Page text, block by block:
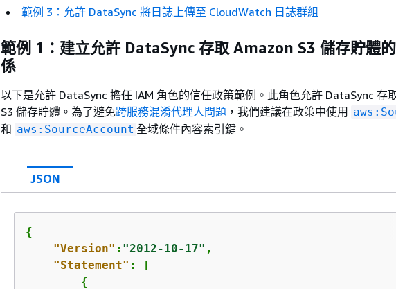
範例 3：允許 DataSync 將日誌上傳至 CloudWatch 日誌群組
範例 1：建立允許 DataSync 存取 Amazon S3 儲存貯體
係
以下是允許 DataSync 擔任 IAM 角色的信任政策範例。此角色允許 DataSync 存
S3 儲存貯體。為了避免跨服務混淆代理人問題 ，我們建議在政策中使用
和 aws:SourceAccount 全域條件內容索引鍵。
JSON
{
"Version" : "2012-10-17" ,
"Statement" : [
{